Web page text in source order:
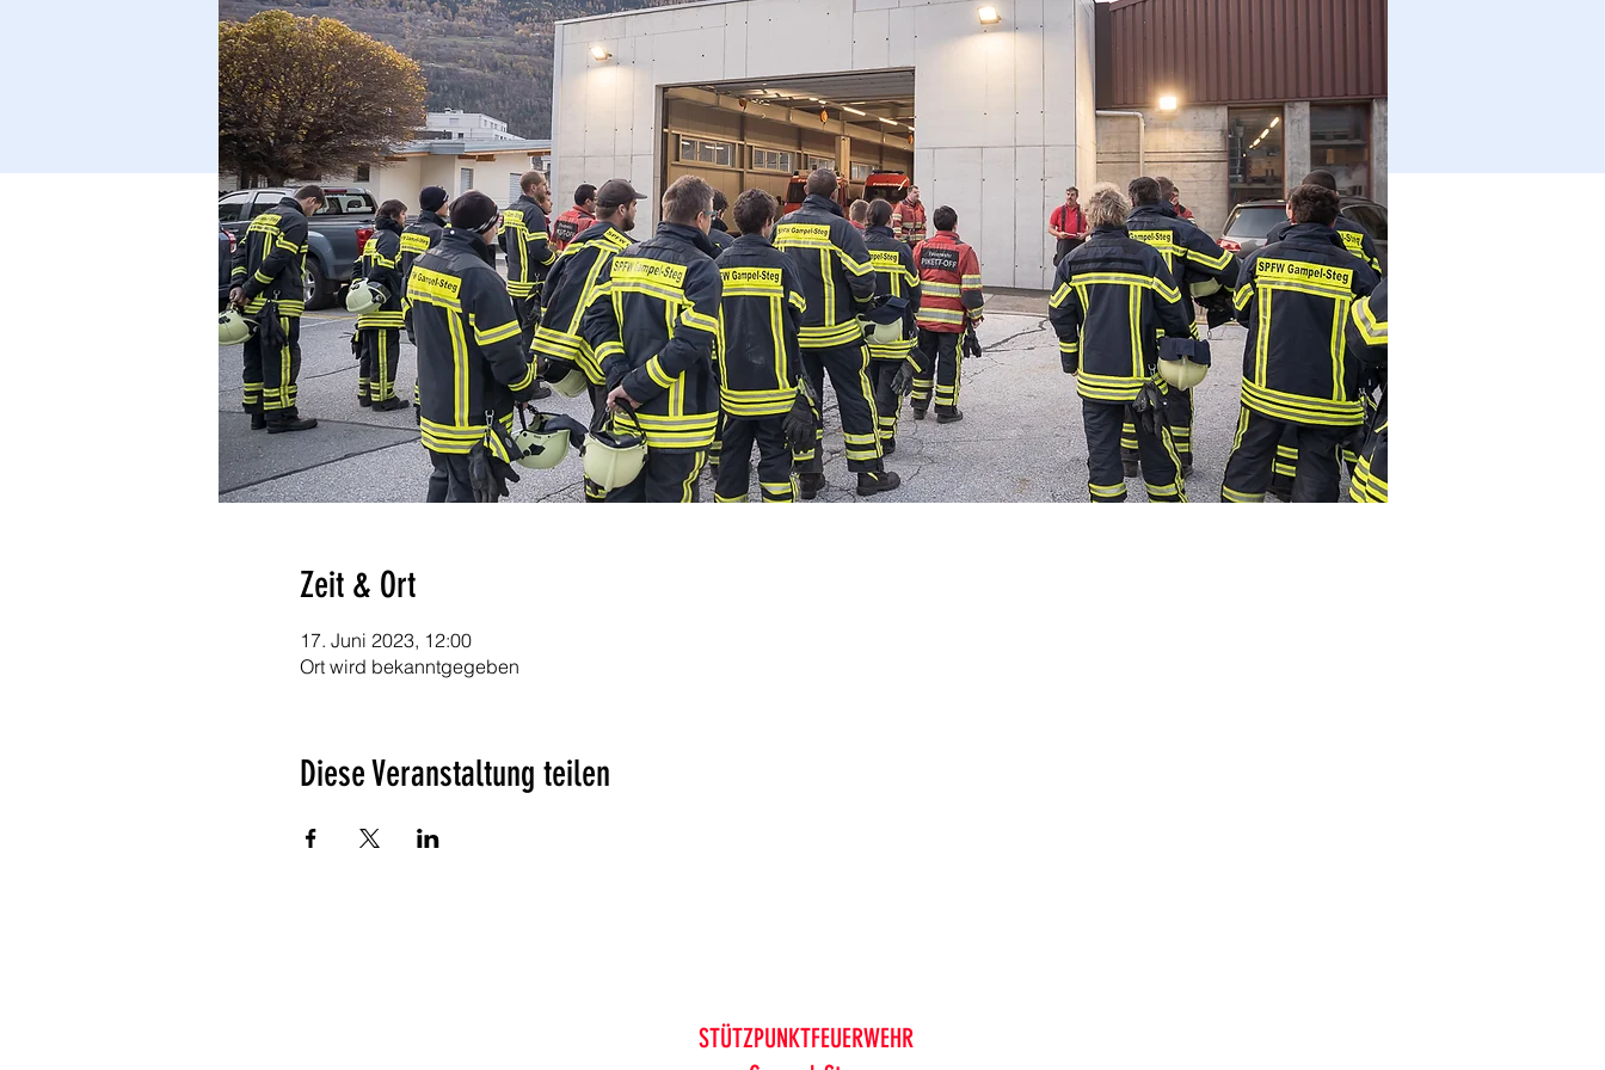
Zeit & Ort
17. Juni 2023, 12:00
Ort wird bekanntgegeben
Diese Veranstaltung teilen
STÜTZPUNKTFEUERWEHR